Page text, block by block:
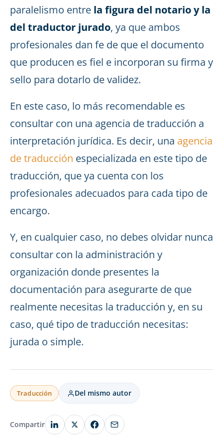
paralelismo entre la figura del notario y la
del traductor jurado, ya que ambos
profesionales dan fe de que el documento
que producen es fiel e incorporan su firma y
sello para dotarlo de validez.
En este caso, lo más recomendable es
consultar con una agencia de traducción a
interpretación jurídica. Es decir, una agencia
de traducción especializada en este tipo de
traducción, que ya cuenta con los
profesionales adecuados para cada tipo de
encargo.
Y, en cualquier caso, no debes olvidar nunca
consultar con la administración y
organización donde presentes la
documentación para asegurarte de que
realmente necesitas la traducción y, en su
caso, qué tipo de traducción necesitas:
jurada o simple.
Traducción Del mismo autor
Compartir